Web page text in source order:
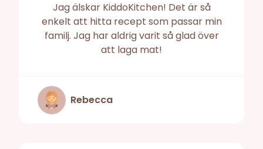
Jag älskar KiddoKitchen! Det är så
enkelt att hitta recept som passar min
familj. Jag har aldrig varit så glad över
att laga mat!
Rebecca